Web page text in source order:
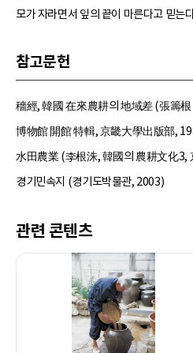
모가 자라면서 잎의 끝이 마른다고 믿는
참고문헌
穡經, 韓國 在來農耕의 地域差 (張籌
博物館 開館 特輯, 京畿大學出版部,
水田農業 (李根洙, 韓國의 農耕文化3,
경기민속지 (경기도박물관, 2003)
관련 콘텐츠